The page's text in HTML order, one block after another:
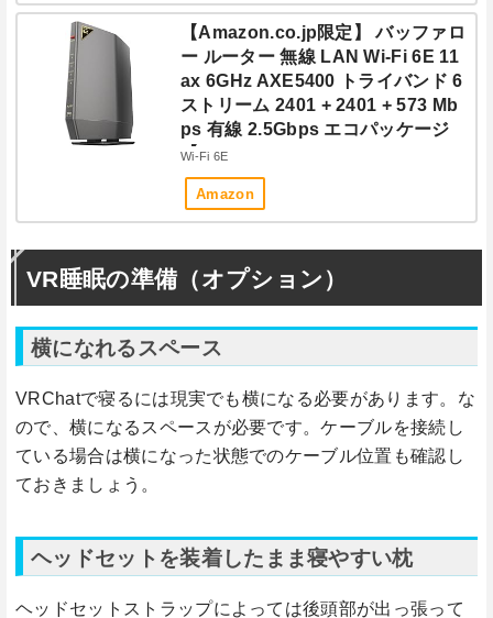
【Amazon.co.jp限定】 バッファロ
ー ルーター 無線 LAN Wi-Fi 6E 11
ax 6GHz AXE5400 トライバンド 6
ストリーム 2401 + 2401 + 573 Mb
ps 有線 2.5Gbps エコパッケージ
【 iPhone 15 Pro / 14 / 13 / Ninten
do Switch / PS5 動作確認済み 】
WSR-5400XE6/N
Wi-Fi 6E
Amazon
VR睡眠の準備（オプション）
横になれるスペース
VRChatで寝るには現実でも横になる必要があります。な
ので、横になるスペースが必要です。ケーブルを接続し
ている場合は横になった状態でのケーブル位置も確認し
ておきましょう。
ヘッドセットを装着したまま寝やすい枕
ヘッドセットストラップによっては後頭部が出っ張って